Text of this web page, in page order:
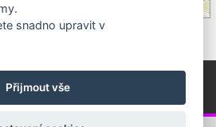
programu vyhrazena!)
(Cookies)
a správa webu:
snadno upravit v
Přijmout vše